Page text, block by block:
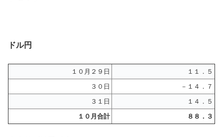
ドル円
１０月２９日
１１．５
３０日
－１４．７
３１日
１４．５
１０月合計
８８．３